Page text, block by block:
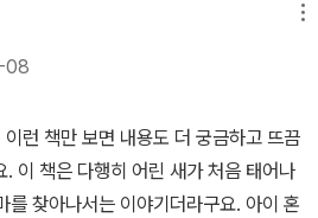
08
런 책만 보면 내용도 더 궁금하고 뜨끔
. 이 책은 다행히 어린 새가 처음 태어나
를 찾아나서는 이야기더라구요. 아이 혼